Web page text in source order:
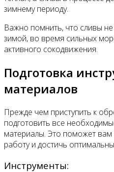
зимнему периоду.
Важно помнить, что сливы
зимой, во время сильных
активного сокодвижения.
Подготовка
материалов
Прежде чем приступить к
подготовить все
материалы. Это поможет
работу и достичь
Инструменты: